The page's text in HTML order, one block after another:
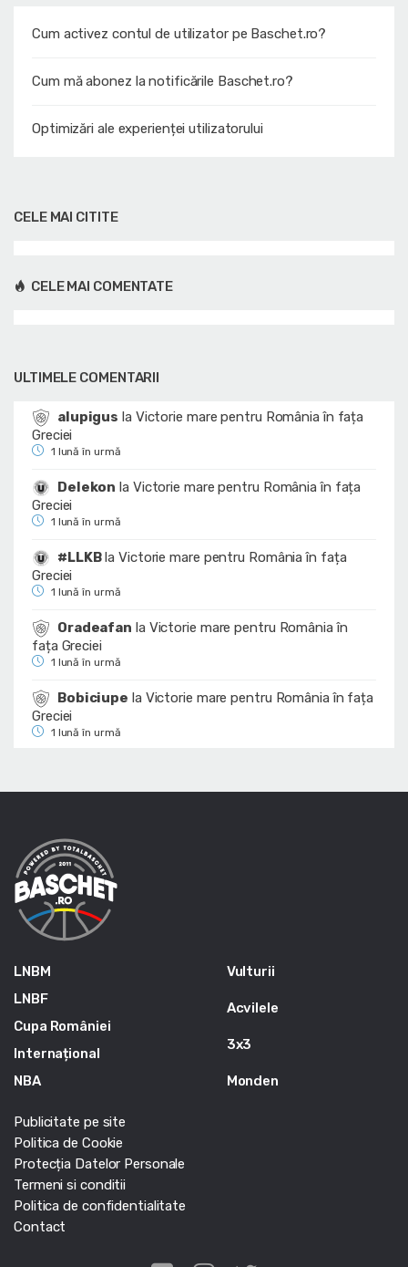
Cum activez contul de utilizator pe Baschet.ro?
Cum mă abonez la notificările Baschet.ro?
Optimizări ale experienței utilizatorului
CELE MAI CITITE
CELE MAI COMENTATE
ULTIMELE COMENTARII
alupigus la Victorie mare pentru România în fața
Greciei
1 lună în urmă
Delekon la Victorie mare pentru România în fața
Greciei
1 lună în urmă
#LLKBlaVictorie mare pentru România în fața
Greciei
1 lună în urmă
Oradeafan la Victorie mare pentru România în
fața Greciei
1 lună în urmă
Bobiciupe la Victorie mare pentru România în fața
Greciei
1 lună în urmă
LNBM
LNBF
Cupa României
Internațional
NBA
Vulturii
Acvilele
3x3
Monden
Publicitate pe site
Politica de Cookie
Protecția Datelor Personale
Termeni si conditii
Politica de confidentialitate
Contact